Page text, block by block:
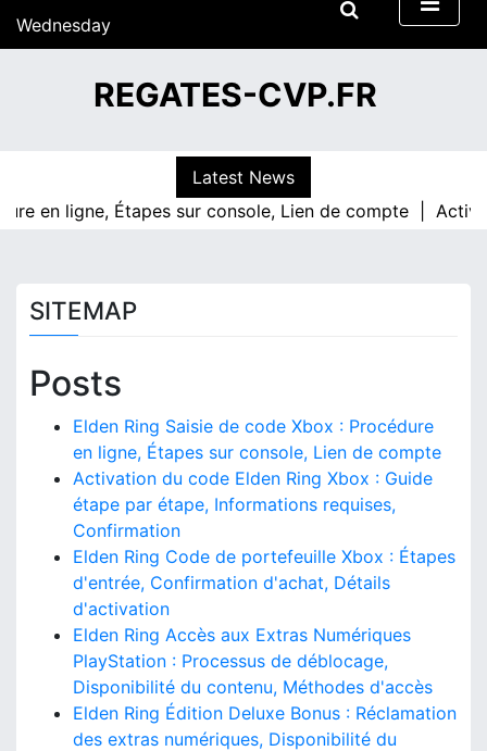
Wednesday
15/07/2026
REGATES-CVP.FR
Latest News
en ligne, Étapes sur console, Lien de compte |
SITEMAP
Posts
Elden Ring Saisie de code Xbox : Procédure
en ligne, Étapes sur console, Lien de compte
Activation du code Elden Ring Xbox : Guide
étape par étape, Informations requises,
Confirmation
Elden Ring Code de portefeuille Xbox : Étapes
d'entrée, Confirmation d'achat, Détails
d'activation
Elden Ring Accès aux Extras Numériques
PlayStation : Processus de déblocage,
Disponibilité du contenu, Méthodes d'accès
Elden Ring Édition Deluxe Bonus : Réclamation
des extras numériques, Disponibilité du